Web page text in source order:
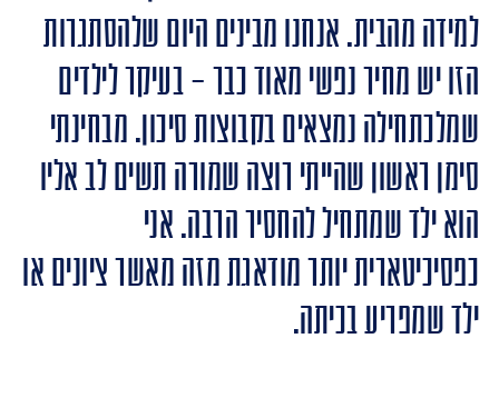
למידה מהבית. אנחנו מבינים היום שלהסתגרות
הזו יש מחיר נפשי מאוד כבר – בעיקר לילדים
שמלכתחילה נמצאים בקבוצות סיכון. מבחינתי
סימן ראשון שהייתי רוצה שמורה תשים לב אליו
הוא ילד שמתחיל להחסיר הרבה. אני
כפסיכיטארית יותר מודאגת מזה מאשר ציונים או
ילד שמפריע בכיתה.